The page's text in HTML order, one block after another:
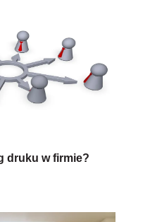
druku w firmie?